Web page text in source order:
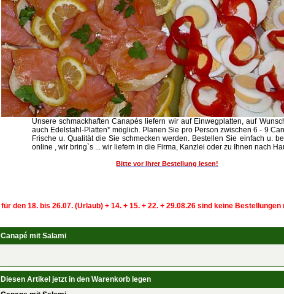
Unsere schmackhaften Canapés liefern wir auf Einwegplatten, auf
auch Edelstahl-Platten* möglich. Planen Sie pro Person zwischen 6 - 9
Frische u. Qualität die Sie schmecken werden. Bestellen Sie einfach u.
online , wir bring`s ... wir liefern in die Firma, Kanzlei oder zu Ihnen nach
Bitte vor Ihrer Bestellung lesen!
für den 18. bis 26.07. (Urlaub) + 14. + 15. + 22. + 29.08.26 sind keine
Canapé mit Salami
Diesen Artikel jetzt in den Warenkorb legen